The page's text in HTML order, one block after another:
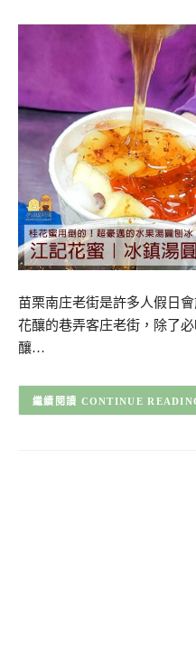
苗栗南庄老街是許多人假日
花釀的巷弄客庄老街，除了
釀…
CONTINUE